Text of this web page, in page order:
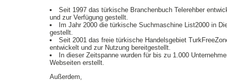
Seit 1997 das türkische Branchenbuch Telerehber
und zur Verfügung gestellt.
Im Jahr 2000 die türkische Suchmaschine List2000 in
gestellt.
Seit 2001 das freie türkische Handelsgebiet
entwickelt und zur Nutzung bereitgestellt.
In dieser Zeitspanne wurden für bis zu 1.000
Webseiten erstellt.
Außerdem,